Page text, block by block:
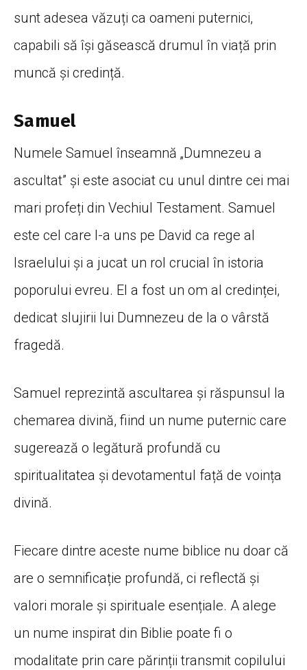
sunt adesea văzuți ca oameni puternici,
capabili să își găsească drumul în viață prin
muncă și credință.
Samuel
Numele Samuel înseamnă „Dumnezeu a
ascultat” și este asociat cu unul dintre cei mai
mari profeți din Vechiul Testament. Samuel
este cel care l-a uns pe David ca rege al
Israelului și a jucat un rol crucial în istoria
poporului evreu. El a fost un om al credinței,
dedicat slujirii lui Dumnezeu de la o vârstă
fragedă.
Samuel reprezintă ascultarea și răspunsul la
chemarea divină, fiind un nume puternic care
sugerează o legătură profundă cu
spiritualitatea și devotamentul față de voința
divină.
Fiecare dintre aceste nume biblice nu doar că
are o semnificație profundă, ci reflectă și
valori morale și spirituale esențiale. A alege
un nume inspirat din Biblie poate fi o
modalitate prin care părinții transmit copilului